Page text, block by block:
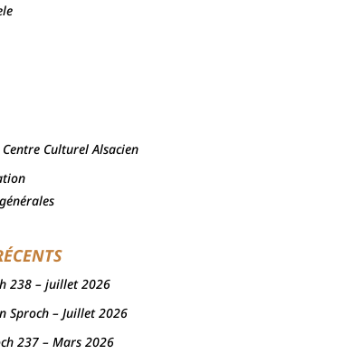
Culturel Alsacien
238 – juillet 2026
Sproch – Juillet 2026
237 – Mars 2026